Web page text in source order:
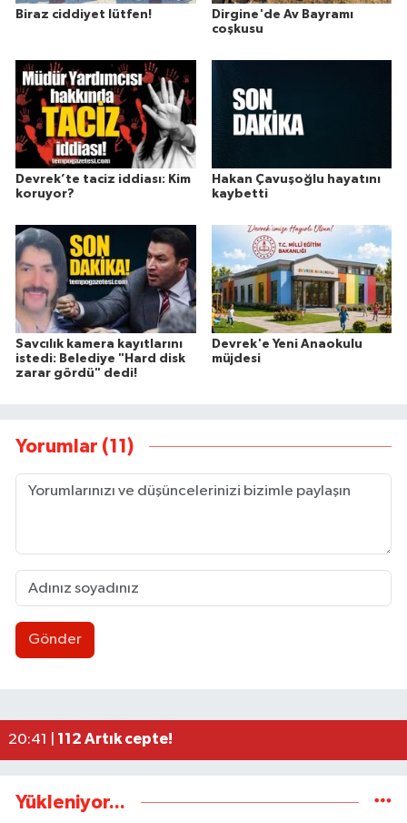
Biraz ciddiyet lütfen!
Dirgine'de Av Bayramı
coşkusu
Devrek’te taciz iddiası: Kim
koruyor?
Hakan Çavuşoğlu hayatını
kaybetti
Savcılık kamera kayıtlarını
istedi: Belediye "Hard disk
zarar gördü" dedi!
Devrek'e Yeni Anaokulu
müjdesi
Yorumlar (11)
Gönder
11:09 |Dünya üçüncüsü ve Türkiye Şampiyonu Zeynep
11:11 |
Uluslararası Tekvando Şampiyonası'nda
Yükleniyor...